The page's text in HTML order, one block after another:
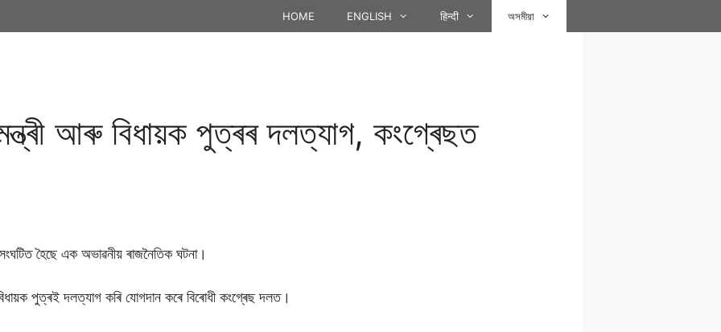
HOME ENGLISH हिन्दी অসমীয়া
মন্ত্ৰী আৰু বিধায়ক পুত্ৰৰ দলত্যাগ, কংগ্ৰেছত
হৈছে এক অভাৱনীয় ৰাজনৈতিক ঘটনা।
পুত্ৰই দলত্যাগ কৰি যােগদান কৰে বিৰােধী কংগ্ৰেছ দলত।